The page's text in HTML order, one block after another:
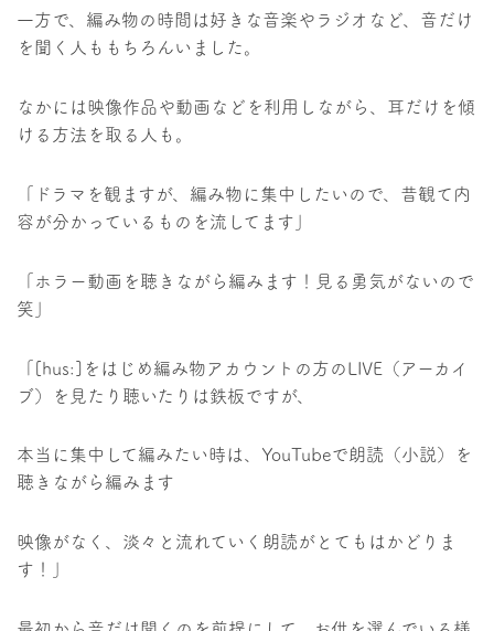
一方で、編み物の時間は好きな音楽やラジオなど、音だけ
を聞く人ももちろんいました。
なかには映像作品や動画などを利用しながら、耳だけを傾
ける方法を取る人も。
「ドラマを観ますが、編み物に集中したいので、昔観て内
容が分かっているものを流してます」
「ホラー動画を聴きながら編みます！見る勇気がないので
笑」
「[hus:]をはじめ編み物アカウントの方のLIVE（アーカイ
ブ）を見たり聴いたりは鉄板ですが、
本当に集中して編みたい時は、YouTubeで朗読（小説）を
聴きながら編みます
映像がなく、淡々と流れていく朗読がとてもはかどりま
す！」